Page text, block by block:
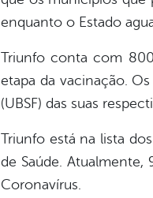
enquanto o Estado
Triunfo conta com
etapa da vacinação.
(UBSF) das suas
Triunfo está na lista
de Saúde. Atualmente,
Coronavírus.